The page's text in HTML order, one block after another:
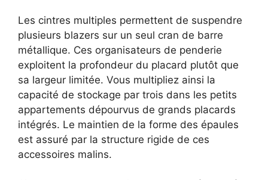
Les cintres multiples permettent de suspendre
plusieurs blazers sur un seul cran de barre
métallique. Ces organisateurs de penderie
exploitent la profondeur du placard plutôt que
sa largeur limitée. Vous multipliez ainsi la
capacité de stockage par trois dans les petits
appartements dépourvus de grands placards
intégrés. Le maintien de la forme des épaules
est assuré par la structure rigide de ces
accessoires malins.